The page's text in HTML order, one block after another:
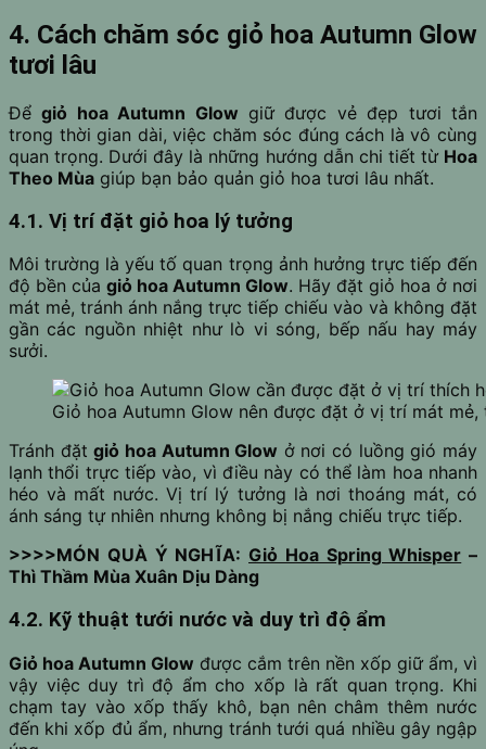
4. Cách chăm sóc giỏ hoa Autumn Glow
tươi lâu
Đểgiỏ hoa Autumn Glow giữ được vẻ đẹp tươi tắn
trong thời gian dài, việc chăm sóc đúng cách là vô cùng
quan trọng. Dưới đây là những hướng dẫn chi tiết từ Hoa
Theo Mùa giúp bạn bảo quản giỏ hoa tươi lâu nhất.
4.1. Vị trí đặt giỏ hoa lý tưởng
Môi trường là yếu tố quan trọng ảnh hưởng trực tiếp đến
độ bền của giỏ hoa Autumn Glow. Hãy đặt giỏ hoa ở nơi
mát mẻ, tránh ánh nắng trực tiếp chiếu vào và không đặt
gần các nguồn nhiệt như lò vi sóng, bếp nấu hay máy
sưởi.
Giỏ hoa Autumn Glow nên được đặt ở vị trí mát
Tránh đặtgiỏ hoa Autumn Glow ở nơi có luồng gió máy
lạnh thổi trực tiếp vào, vì điều này có thể làm hoa nhanh
héo và mất nước. Vị trí lý tưởng là nơi thoáng mát, có
ánh sáng tự nhiên nhưng không bị nắng chiếu trực tiếp.
>>>>MÓN QUÀ Ý NGHĨA: Giỏ Hoa Spring Whisper –
Thì Thầm Mùa Xuân Dịu Dàng
4.2. Kỹ thuật tưới nước và duy trì độ ẩm
Giỏ hoa Autumn Glow được cắm trên nền xốp giữ ẩm, vì
vậy việc duy trì độ ẩm cho xốp là rất quan trọng. Khi
chạm tay vào xốp thấy khô, bạn nên châm thêm nước
đến khi xốp đủ ẩm, nhưng tránh tưới quá nhiều gây ngập